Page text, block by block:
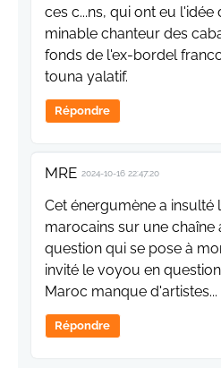
ces c...ns, qui ont eu l'idée
minable chanteur des
fonds de l'ex-bordel
touna yalatif.
Répondre
MRE 2024-10-16 22:47:20
Cet énergumène a insulté
marocains sur une chaîne
question qui se pose à
invité le voyou en
Maroc manque d'artistes...
Répondre